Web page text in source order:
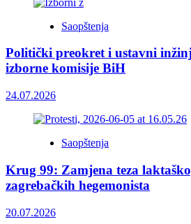
Saopštenja
Politički preokret i ustavni
izborne komisije BiH
24.07.2026
Saopštenja
Krug 99: Zamjena teza
zagrebačkih hegemonista
20.07.2026